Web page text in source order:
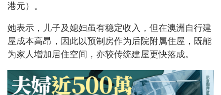
港元）。
她表示，儿子及媳妇虽有稳定收入，但在澳洲自行建
屋成本高昂，因此以预制房作为后院附属住屋，既能
为家人增加居住空间，亦较传统建屋更快落成。